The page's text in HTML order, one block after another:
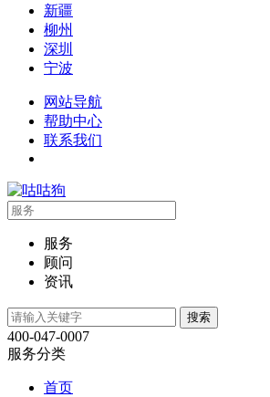
新疆
柳州
深圳
宁波
网站导航
帮助中心
联系我们
服务
顾问
资讯
400-047-0007
服务分类
首页